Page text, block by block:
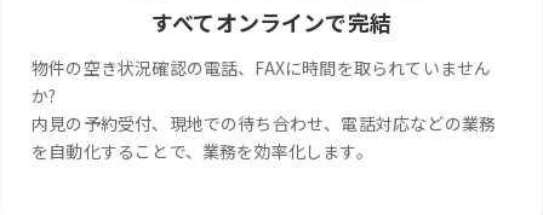
すべてオンラインで完結
物件の空き状況確認の電話、FAXに時間を取られていません
か?
内見の予約受付、現地での待ち合わせ、電話対応などの業務
を自動化することで、業務を効率化します。